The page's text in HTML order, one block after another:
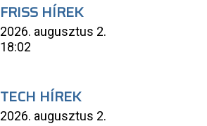
FRISS HÍREK
2026. augusztus 2.
18:02
TECH HÍREK
2026. augusztus 2.